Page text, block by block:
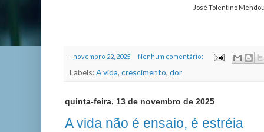
José Tolentino
- novembro 22, 2025 Nenhum comentário:
Labels:A vida, crescimento, dor
quinta-feira, 13 de novembro de 2025
A vida não é ensaio, é estréia